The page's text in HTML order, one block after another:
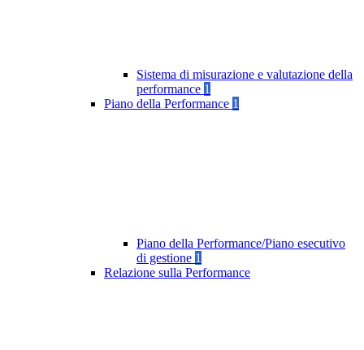
Sistema di misurazione e valutazione della
performance 1
Piano della Performance 1
Piano della Performance/Piano esecutivo
di gestione 1
Relazione sulla Performance